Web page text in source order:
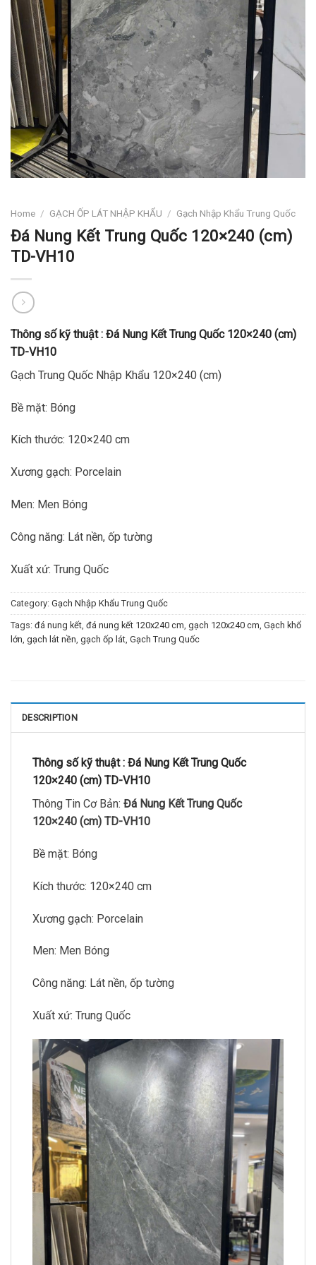
Home / GẠCH ỐP LÁT NHẬP KHẨU / Gạch Nhập Khẩu Trung Quốc
Đá Nung Kết Trung Quốc 120×240 (cm)
TD-VH10
Thông số kỹ thuật : Đá Nung Kết Trung Quốc 120×240 (cm)
TD-VH10
Gạch Trung Quốc Nhập Khẩu 120×240 (cm)
Bề mặt: Bóng
Kích thước: 120×240 cm
Xương gạch: Porcelain
Men: Men Bóng
Công năng: Lát nền, ốp tường
Xuất xứ: Trung Quốc
Category: Gạch Nhập Khẩu Trung Quốc
Tags: đá nung kết, đá nung kết 120x240 cm, gạch 120x240 cm, Gạch khổ
lớn, gạch lát nền, gạch ốp lát, Gạch Trung Quốc
DESCRIPTION
Thông số kỹ thuật : Đá Nung Kết Trung Quốc
120×240 (cm) TD-VH10
Thông Tin Cơ Bản: Đá Nung Kết Trung Quốc
120×240 (cm) TD-VH10
Bề mặt: Bóng
Kích thước: 120×240 cm
Xương gạch: Porcelain
Men: Men Bóng
Công năng: Lát nền, ốp tường
Xuất xứ: Trung Quốc